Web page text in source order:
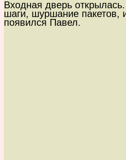
Входная дверь
шаги, шуршание пакетов,
появился Павел.